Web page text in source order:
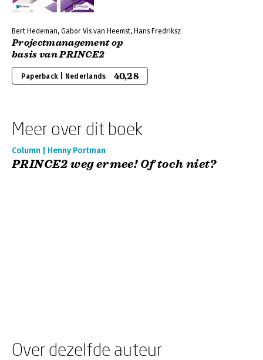
Bert Hedeman, Gabor Vis van Heemst, Hans Fredriksz
Projectmanagement op
basis van PRINCE2
Paperback | Nederlands 40,28
Meer over dit boek
Column | Henny Portman
PRINCE2 weg ermee! Of toch niet?
Over dezelfde auteur